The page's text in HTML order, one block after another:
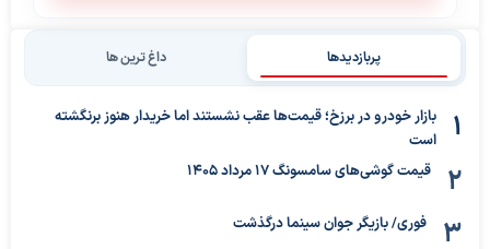
پربازدیدها داغ ترین ها
بازار خودرو در برزخ؛ قیمت‌ها عقب نشستند اما خریدار هنوز برنگشته
است
قیمت گوشی‌های سامسونگ 17 مرداد 1405
فوری/ بازیگر جوان سینما درگذشت